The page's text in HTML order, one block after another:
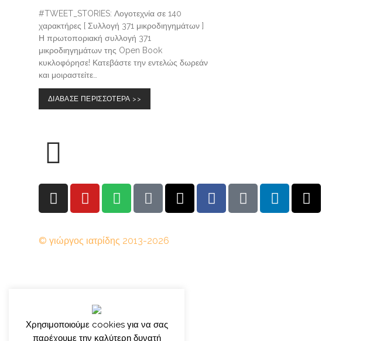
#TWEET_STORIES: Λογοτεχνία σε 140
χαρακτήρες [ Συλλογή 371 μικροδιηγημάτων ]
Η πρωτοποριακή συλλογή 371
μικροδιηγημάτων της Open Book
κυκλοφόρησε! Κατεβάστε την εντελώς δωρεάν
και μοιραστείτε…
ΔΙΑΒΑΣΕ ΠΕΡΙΣΣΟΤΕΡΑ >>
© γιώργος ιατρίδης 2013-2026
Χρησιμοποιούμε cookies για να σας
παρέχουμε την καλύτερη δυνατή